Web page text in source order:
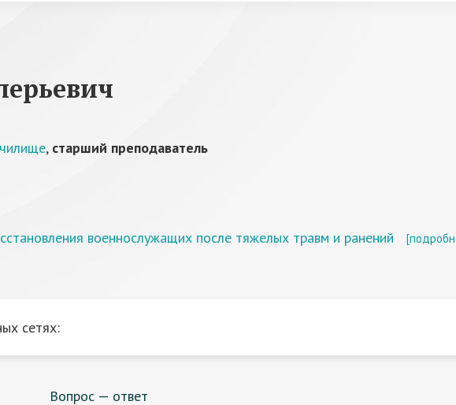
, старший преподаватель
военнослужащих после тяжелых травм и ранений
сетях:
Вопрос — ответ